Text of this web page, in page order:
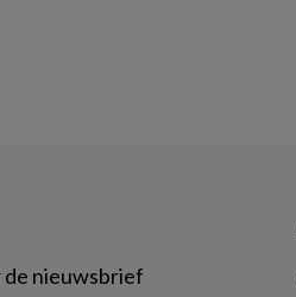
de nieuwsbrief